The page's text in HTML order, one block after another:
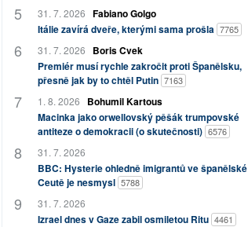
31. 7. 2026 Fabiano Golgo
Itálie zavírá dveře, kterými sama prošla 7765
31. 7. 2026
Boris Cvek
Premiér musí rychle zakročit proti Španělsku,
přesně jak by to chtěl Putin 7163
1. 8. 2026
Bohumil Kartous
Macinka jako orwellovský pěšák trumpovské
antiteze o demokracii (o skutečnosti) 6576
31. 7. 2026
BBC: Hysterie ohledně imigrantů ve španělské
Ceutě je nesmysl 5788
31. 7. 2026
Izrael dnes v Gaze zabil osmiletou Ritu 4461